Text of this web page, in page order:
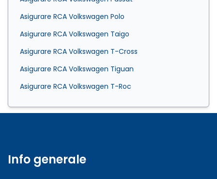
Asigurare RCA Volkswagen Polo
Asigurare RCA Volkswagen Taigo
Asigurare RCA Volkswagen T-Cross
Asigurare RCA Volkswagen Tiguan
Asigurare RCA Volkswagen T-Roc
Info generale